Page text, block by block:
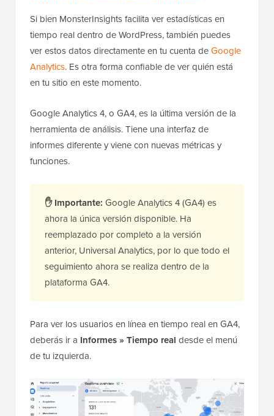
Si bien MonsterInsights facilita ver estadísticas en
tiempo real dentro de WordPress, también puedes
ver estos datos directamente en tu cuenta deGoogle
Analytics. Es otra forma confiable de ver quién está
en tu sitio en este momento.
Google Analytics 4, o GA4, es la última versión de la
herramienta de análisis. Tiene una interfaz de
informes diferente y viene con nuevas métricas y
funciones.
✋ Importante: Google Analytics 4 (GA4) es
ahora la única versión disponible. Ha
reemplazado por completo a la versión
anterior, Universal Analytics, por lo que todo el
seguimiento ahora se realiza dentro de la
plataforma GA4.
Para ver los usuarios en línea en tiempo real en GA4,
deberás ir a Informes » Tiempo real desde el menú
de tu izquierda.